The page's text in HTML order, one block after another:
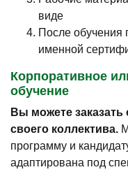
виде
После обучения
именной
Корпоративное
обучение
Вы можете заказать
своего коллектива.
программу и
адаптирована под